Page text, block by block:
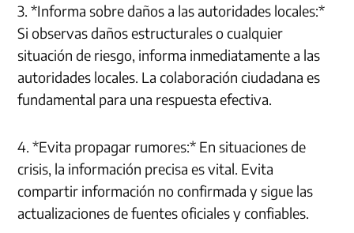
3. *Informa sobre daños a las autoridades locales:*
Si observas daños estructurales o cualquier
situación de riesgo, informa inmediatamente a las
autoridades locales. La colaboración ciudadana es
fundamental para una respuesta efectiva.
4. *Evita propagar rumores:* En situaciones de
crisis, la información precisa es vital. Evita
compartir información no confirmada y sigue las
actualizaciones de fuentes oficiales y confiables.